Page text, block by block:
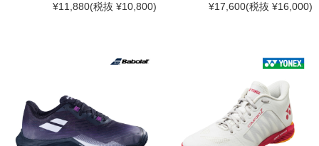
¥11,880(税抜 ¥10,800)
¥17,600(税抜 ¥16,000)